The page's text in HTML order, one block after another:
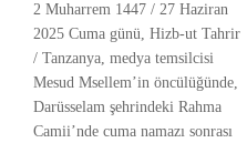
2 Muharrem 1447 / 27 Haziran
2025 Cuma günü, Hizb-ut Tahrir
/ Tanzanya, medya temsilcisi
Mesud Msellem’in öncülüğünde,
Darüsselam şehrindeki Rahma
Camii’nde cuma namazı sonrası